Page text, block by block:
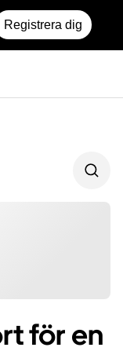
Registrera dig
för en